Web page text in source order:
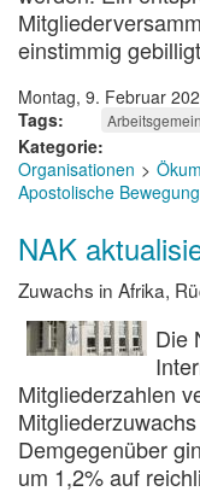
einstimmig
Montag, 9. Februar
Tags
Kategorie
Organisationen
Apostolische Bewegung
NAK
Zuwachs in Afrika,
Die
Mitgliederzahlen
Demgegenüber
um 1,2% auf